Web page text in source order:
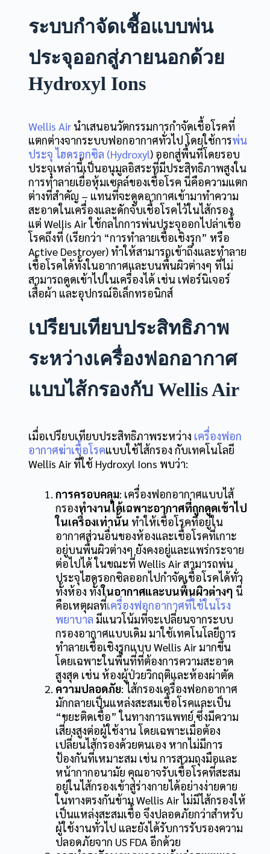
ระบบกำจัดเชื้อแบบพ่น
ประจุออกสู่ภายนอกด้วย
Hydroxyl Ions
Wellis Airนำเสนอนวัตกรรมการกำจัดเชื้อโรคที่
แตกต่างจากระบบฟอกอากาศทั่วไป โดยใช้การพ่น
ประจุ ไฮดรอกซิล (Hydroxyl) ออกสู่พื้นที่โดยรอบ
ประจุเหล่านี้เป็นอนุมูลอิสระที่มีประสิทธิภาพสูงใน
การทำลายเยื่อหุ้มเซลล์ของเชื้อโรค นี่คือความแตก
ต่างที่สำคัญ – แทนที่จะดูดอากาศเข้ามาทำความ
สะอาดในเครื่องและดักจับเชื้อโรคไว้ในไส้กรอง
แต่ Wellis Air ใช้กลไกการพ่นประจุออกไปล่าเชื้อ
โรคถึงที่ (เรียกว่า “การทำลายเชื้อเชิงรุก” หรือ
Active Destroyer) ทำให้สามารถเข้าถึงและทำลาย
เชื้อโรคได้ทั้งในอากาศและบนพื้นผิวต่างๆ ที่ไม่
สามารถดูดเข้าไปในเครื่องได้ เช่น เฟอร์นิเจอร์
เสื้อผ้า และอุปกรณ์อิเล็กทรอนิกส์
เปรียบเทียบประสิทธิภาพ
ระหว่างเครื่องฟอกอากาศ
แบบไส้กรองกับ Wellis Air
เมื่อเปรียบเทียบประสิทธิภาพระหว่าง เครื่องฟอก
อากาศฆ่าเชื้อโรคแบบใช้ไส้กรอง กับเทคโนโลยี
Wellis Air ที่ใช้ Hydroxyl Ions พบว่า:
การครอบคลุม: เครื่องฟอกอากาศแบบไส้
กรองทำงานได้เฉพาะอากาศที่ถูกดูดเข้าไป
ในเครื่องเท่านั้น ทำให้เชื้อโรคที่อยู่ใน
อากาศส่วนอื่นของห้องและเชื้อโรคที่เกาะ
อยู่บนพื้นผิวต่างๆ ยังคงอยู่และแพร่กระจาย
ต่อไปได้ ในขณะที่ Wellis Air สามารถพ่น
ประจุไฮดรอกซิลออกไปกำจัดเชื้อโรคได้ทั่ว
ทั้งห้อง ทั้งในอากาศและบนพื้นผิวต่างๆ นี่
คือเหตุผลที่เครื่องฟอกอากาศที่ใช้ในโรง
พยาบาล มีแนวโน้มที่จะเปลี่ยนจากระบบ
กรองอากาศแบบเดิม มาใช้เทคโนโลยีการ
ทำลายเชื้อเชิงรุกแบบ Wellis Air มากขึ้น
โดยเฉพาะในพื้นที่ที่ต้องการความสะอาด
สูงสุด เช่น ห้องผู้ป่วยวิกฤติและห้องผ่าตัด
ความปลอดภัย: ไส้กรองเครื่องฟอกอากาศ
มักกลายเป็นแหล่งสะสมเชื้อโรคและเป็น
“ขยะติดเชื้อ” ในทางการแพทย์ ซึ่งมีความ
เสี่ยงสูงต่อผู้ใช้งาน โดยเฉพาะเมื่อต้อง
เปลี่ยนไส้กรองด้วยตนเอง หากไม่มีการ
ป้องกันที่เหมาะสม เช่น การสวมถุงมือและ
หน้ากากอนามัย คุณอาจรับเชื้อโรคที่สะสม
อยู่ในไส้กรองเข้าสู่ร่างกายได้อย่างง่ายดาย
ในทางตรงกันข้าม Wellis Air ไม่มีไส้กรองให้
เป็นแหล่งสะสมเชื้อ จึงปลอดภัยกว่าสำหรับ
ผู้ใช้งานทั่วไป และยังได้รับการรับรองความ
ปลอดภัยจาก US FDA อีกด้วย